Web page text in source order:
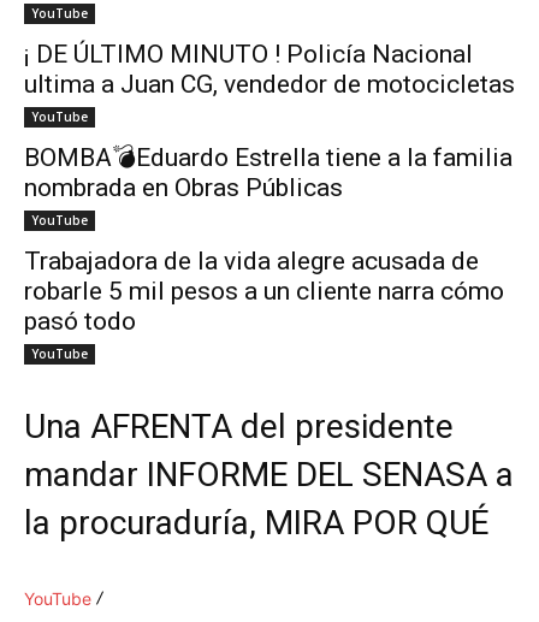
YouTube
¡ DE ÚLTIMO MINUTO ! Policía Nacional
ultima a Juan CG, vendedor de motocicletas
YouTube
BOMBA💣Eduardo Estrella tiene a la familia
nombrada en Obras Públicas
YouTube
Trabajadora de la vida alegre acusada de
robarle 5 mil pesos a un cliente narra cómo
pasó todo
YouTube
Una AFRENTA del presidente
mandar INFORME DEL SENASA a
la procuraduría, MIRA POR QUÉ
YouTube